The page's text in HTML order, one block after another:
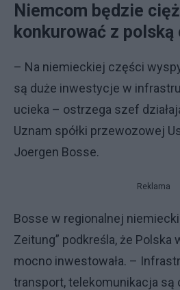
Niemcom będzie
konkurować z
– Na niemieckiej części
są duże inwestycje w
ucieka – ostrzega szef
Uznam spółki przewozowej
Joergen Bosse.
Reklama
Bosse w regionalnej
Zeitung” podkreśla, że Polska
mocno inwestowała. –
transport, telekomunikacja są